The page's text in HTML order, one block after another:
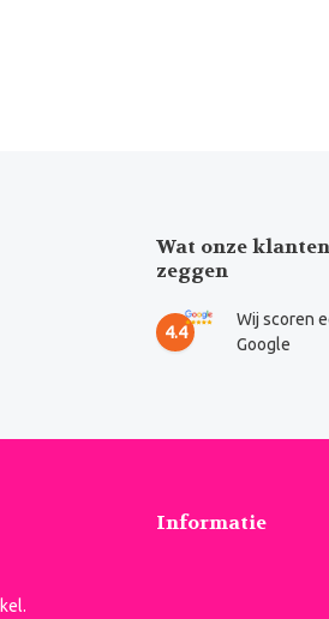
Wat onze
zeggen
4.4
Wij scoren
Google
Informatie